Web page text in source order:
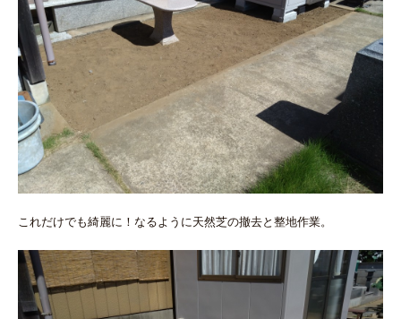
これだけでも綺麗に！なるように天然芝の撤去と整地作業。